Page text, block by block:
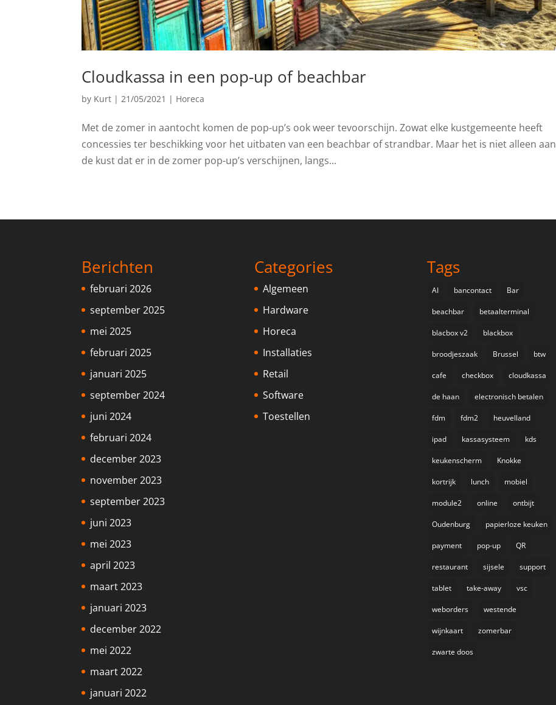
Cloudkassa in een pop-up of beachbar
by Kurt |21/05/2021 | Horeca
Met de zomer in aantocht komen de pop-up’s ook weer tevoorschijn. Zowat elke kustgemeente heeft
concessies ter beschikking voor het uitbaten van een beachbar of strandbar. Maar het is niet alleen aan
de kust dat er in de zomer pop-up’s verschijnen, langs...
Berichten
februari 2026
september 2025
mei 2025
februari 2025
januari 2025
september 2024
juni 2024
februari 2024
december 2023
november 2023
september 2023
juni 2023
mei 2023
april 2023
maart 2023
januari 2023
december 2022
mei 2022
maart 2022
januari 2022
Categories
Algemeen
Hardware
Horeca
Installaties
Retail
Software
Toestellen
Tags
AI bancontact Bar
beachbar betaalterminal
blacbox v2 blackbox
broodjeszaak Brussel btw
cafe checkbox cloudkassa
de haan electronisch betalen
fdm fdm2 heuvelland
ipad kassasysteem kds
keukenscherm Knokke
kortrijk lunch mobiel
module2 online ontbijt
Oudenburg papierloze keuken
payment pop-up QR
restaurant sijsele support
tablet take-away vsc
weborders westende
wijnkaart zomerbar
zwarte doos